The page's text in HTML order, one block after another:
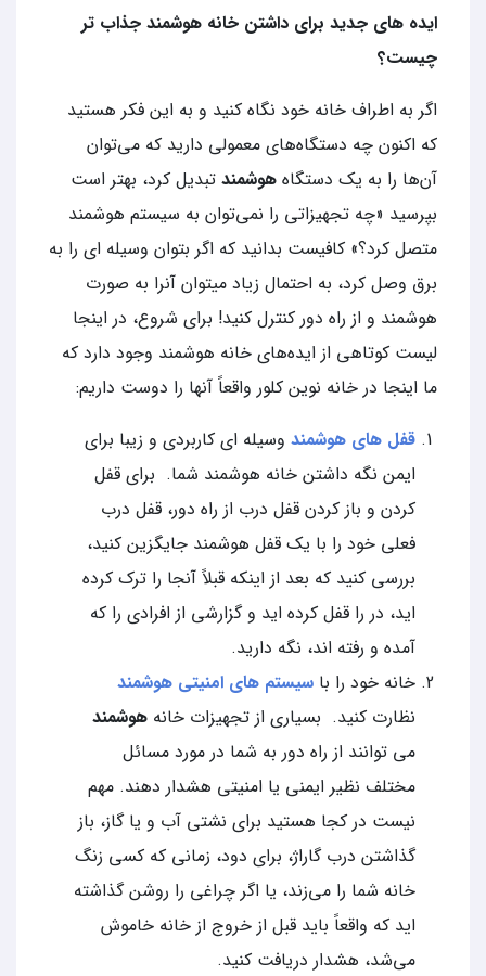
ایده های جدید برای داشتن خانه هوشمند جذاب تر
چیست؟
اگر به اطراف خانه‌ خود نگاه کنید و به این فکر هستید
که اکنون چه دستگاه‌های معمولی دارید که می‌توان
آن‌ها را به یک دستگاه هوشمند تبدیل کرد، بهتر است
بپرسید «چه تجهیزاتی را نمی‌توان به سیستم هوشمند
متصل کرد؟» کافیست بدانید که اگر بتوان وسیله ای را به
برق وصل کرد، به احتمال زیاد میتوان آنرا به صورت
هوشمند و از راه دور کنترل کنید! برای شروع، در اینجا
لیست کوتاهی از ایده‌های خانه هوشمند وجود دارد که
ما اینجا در خانه نوین کلور واقعاً آنها را دوست داریم:
قفل های هوشمند وسیله ای کاربردی و زیبا برای
ایمن نگه داشتن خانه هوشمند شما. برای قفل
کردن و باز کردن قفل درب از راه دور، قفل درب
فعلی خود را با یک قفل هوشمند جایگزین کنید،
بررسی کنید که بعد از اینکه قبلاً آنجا را ترک کرده
اید، در را قفل کرده اید و گزارشی از افرادی را که
آمده و رفته اند، نگه دارید.
خانه خود را با سیستم های امنیتی هوشمند
نظارت کنید. بسیاری از تجهیزات خانه هوشمند
می توانند از راه دور به شما در مورد مسائل
مختلف نظیر ایمنی یا امنیتی هشدار دهند. مهم
نیست در کجا هستید برای نشتی آب و یا گاز، باز
گذاشتن درب گاراژ، برای دود، زمانی که کسی زنگ
خانه شما را می‌زند، یا اگر چراغی را روشن گذاشته
اید که واقعاً باید قبل از خروج از خانه خاموش
می‌شد، هشدار دریافت کنید.